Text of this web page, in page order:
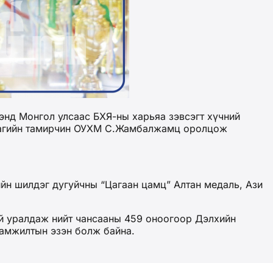
Монгол улсаас БХЯ-ны харьяа зэвсэгт хүчний
тамирчин ОУХМ С.Жамбалжамц оролцож
шилдэг дугуйчны “Цагаан цамц” Алтан медаль, Ази
уралдаж нийт чансааны 459 оноогоор Дэлхийн
эзэн болж байна.